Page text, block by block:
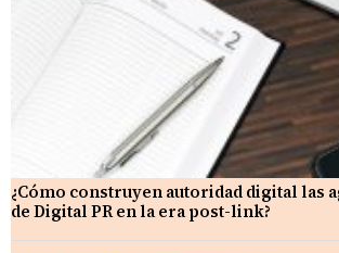
¿Cómo construyen autoridad digital las
de Digital PR en la era post-link?